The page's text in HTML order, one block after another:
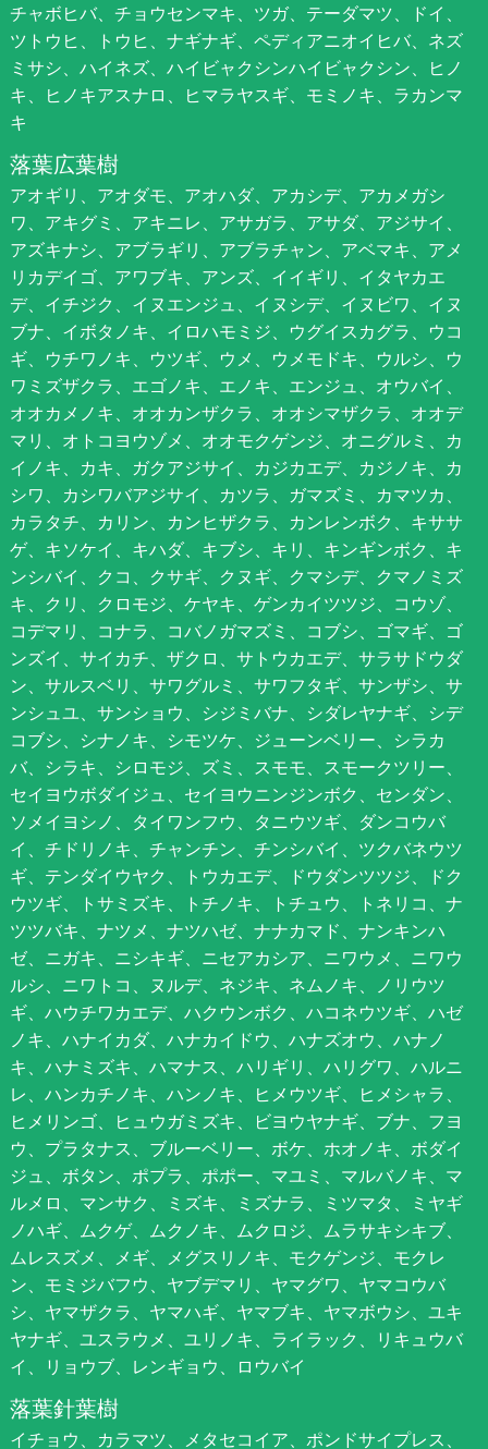
チャボヒバ、チョウセンマキ、ツガ、テーダマツ、ドイ、
ツトウヒ、トウヒ、ナギナギ、ペディアニオイヒバ、ネズ
ミサシ、ハイネズ、ハイビャクシンハイビャクシン、ヒノ
キ、ヒノキアスナロ、ヒマラヤスギ、モミノキ、ラカンマ
キ
落葉広葉樹
アオギリ、アオダモ、アオハダ、アカシデ、アカメガシ
ワ、アキグミ、アキニレ、アサガラ、アサダ、アジサイ、
アズキナシ、アブラギリ、アブラチャン、アベマキ、アメ
リカデイゴ、アワブキ、アンズ、イイギリ、イタヤカエ
デ、イチジク、イヌエンジュ、イヌシデ、イヌビワ、イヌ
ブナ、イボタノキ、イロハモミジ、ウグイスカグラ、ウコ
ギ、ウチワノキ、ウツギ、ウメ、ウメモドキ、ウルシ、ウ
ワミズザクラ、エゴノキ、エノキ、エンジュ、オウバイ、
オオカメノキ、オオカンザクラ、オオシマザクラ、オオデ
マリ、オトコヨウゾメ、オオモクゲンジ、オニグルミ、カ
イノキ、カキ、ガクアジサイ、カジカエデ、カジノキ、カ
シワ、カシワバアジサイ、カツラ、ガマズミ、カマツカ、
カラタチ、カリン、カンヒザクラ、カンレンボク、キササ
ゲ、キソケイ、キハダ、キブシ、キリ、キンギンボク、キ
ンシバイ、クコ、クサギ、クヌギ、クマシデ、クマノミズ
キ、クリ、クロモジ、ケヤキ、ゲンカイツツジ、コウゾ、
コデマリ、コナラ、コバノガマズミ、コブシ、ゴマギ、ゴ
ンズイ、サイカチ、ザクロ、サトウカエデ、サラサドウダ
ン、サルスベリ、サワグルミ、サワフタギ、サンザシ、サ
ンシュユ、サンショウ、シジミバナ、シダレヤナギ、シデ
コブシ、シナノキ、シモツケ、ジューンベリー、シラカ
バ、シラキ、シロモジ、ズミ、スモモ、スモークツリー、
セイヨウボダイジュ、セイヨウニンジンボク、センダン、
ソメイヨシノ、タイワンフウ、タニウツギ、ダンコウバ
イ、チドリノキ、チャンチン、チンシバイ、ツクバネウツ
ギ、テンダイウヤク、トウカエデ、ドウダンツツジ、ドク
ウツギ、トサミズキ、トチノキ、トチュウ、トネリコ、ナ
ツツバキ、ナツメ、ナツハゼ、ナナカマド、ナンキンハ
ゼ、ニガキ、ニシキギ、ニセアカシア、ニワウメ、ニワウ
ルシ、ニワトコ、ヌルデ、ネジキ、ネムノキ、ノリウツ
ギ、ハウチワカエデ、ハクウンボク、ハコネウツギ、ハゼ
ノキ、ハナイカダ、ハナカイドウ、ハナズオウ、ハナノ
キ、ハナミズキ、ハマナス、ハリギリ、ハリグワ、ハルニ
レ、ハンカチノキ、ハンノキ、ヒメウツギ、ヒメシャラ、
ヒメリンゴ、ヒュウガミズキ、ビヨウヤナギ、ブナ、フヨ
ウ、プラタナス、ブルーベリー、ボケ、ホオノキ、ボダイ
ジュ、ボタン、ポプラ、ポポー、マユミ、マルバノキ、マ
ルメロ、マンサク、ミズキ、ミズナラ、ミツマタ、ミヤギ
ノハギ、ムクゲ、ムクノキ、ムクロジ、ムラサキシキブ、
ムレスズメ、メギ、メグスリノキ、モクゲンジ、モクレ
ン、モミジバフウ、ヤブデマリ、ヤマグワ、ヤマコウバ
シ、ヤマザクラ、ヤマハギ、ヤマブキ、ヤマボウシ、ユキ
ヤナギ、ユスラウメ、ユリノキ、ライラック、リキュウバ
イ、リョウブ、レンギョウ、ロウバイ
落葉針葉樹
イチョウ、カラマツ、メタセコイア、ポンドサイプレス、